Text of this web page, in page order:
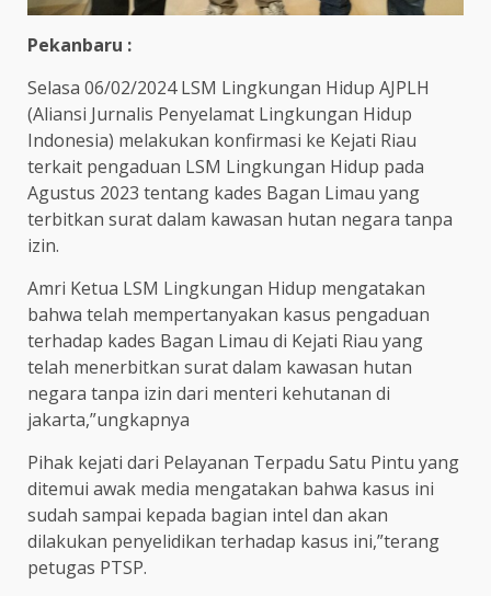
Pekanbaru :
Selasa 06/02/2024 LSM Lingkungan Hidup AJPLH
(Aliansi Jurnalis Penyelamat Lingkungan Hidup
Indonesia) melakukan konfirmasi ke Kejati Riau
terkait pengaduan LSM Lingkungan Hidup pada
Agustus 2023 tentang kades Bagan Limau yang
terbitkan surat dalam kawasan hutan negara tanpa
izin.
Amri Ketua LSM Lingkungan Hidup mengatakan
bahwa telah mempertanyakan kasus pengaduan
terhadap kades Bagan Limau di Kejati Riau yang
telah menerbitkan surat dalam kawasan hutan
negara tanpa izin dari menteri kehutanan di
jakarta,”ungkapnya
Pihak kejati dari Pelayanan Terpadu Satu Pintu yang
ditemui awak media mengatakan bahwa kasus ini
sudah sampai kepada bagian intel dan akan
dilakukan penyelidikan terhadap kasus ini,”terang
petugas PTSP.